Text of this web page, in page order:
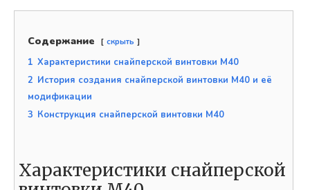
Содержание скрыть
1 Характеристики снайперской винтовки M40
2 История создания снайперской винтовки M40 и её
модификации
3 Конструкция снайперской винтовки M40
Характеристики снайперской